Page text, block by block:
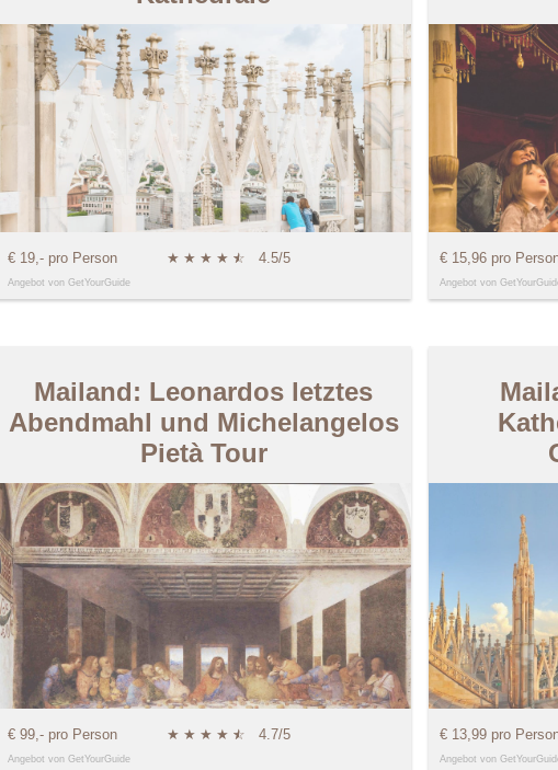
€ 19,- pro Person ★ ★ ★ ★ ★
☆ 4.5/5
Angebot von GetYourGuide
€ 15,96 pro
Angebot von
Mailand: Leonardos letztes
Abendmahl und Michelangelos
Pietà Tour
€ 99,- pro Person ★ ★ ★ ★ ★
☆ 4.7/5
Angebot von GetYourGuide
€ 13,99 pro
Angebot von